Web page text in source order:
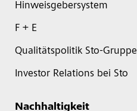
Hinweisgebersystem
F + E
Qualitätspolitik Sto-Gruppe
Investor Relations bei Sto
Nachhaltigkeit